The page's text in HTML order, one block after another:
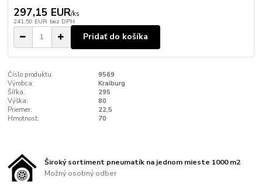
297,15 EUR/ks
241,59 EUR bez DPH
Pridať do košíka
Číslo produktu:
9569
Výrobca:
Kraiburg
Šířka:
295
Výška:
80
Priemer:
22,5
Hmotnost:
70
Široký sortiment pneumatík na jednom mieste 1000 m2
Možný osobný odber